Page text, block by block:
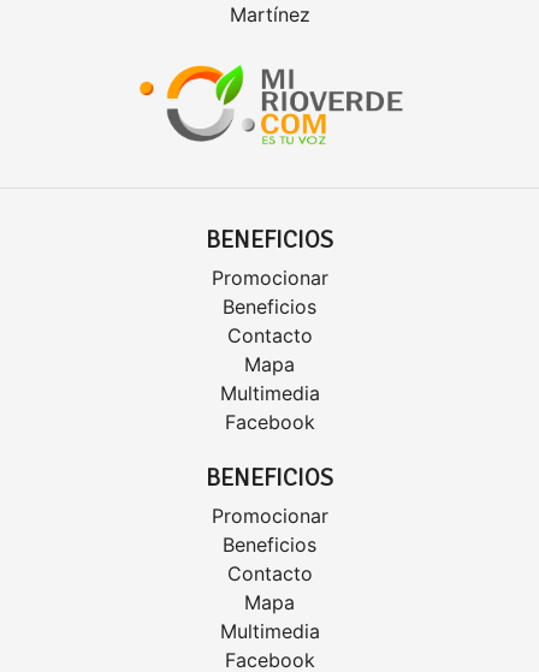
Martínez
BENEFICIOS
Promocionar
Beneficios
Contacto
Mapa
Multimedia
Facebook
BENEFICIOS
Promocionar
Beneficios
Contacto
Mapa
Multimedia
Facebook